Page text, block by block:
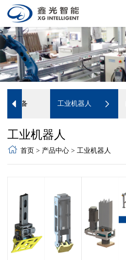
套设备 工业机器人
工业机器人
首页 > 产品中心 > 工业机器人